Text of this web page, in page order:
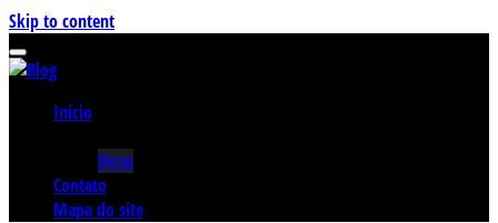
Skip to content
Início
Dicas
Contato
Mapa do site